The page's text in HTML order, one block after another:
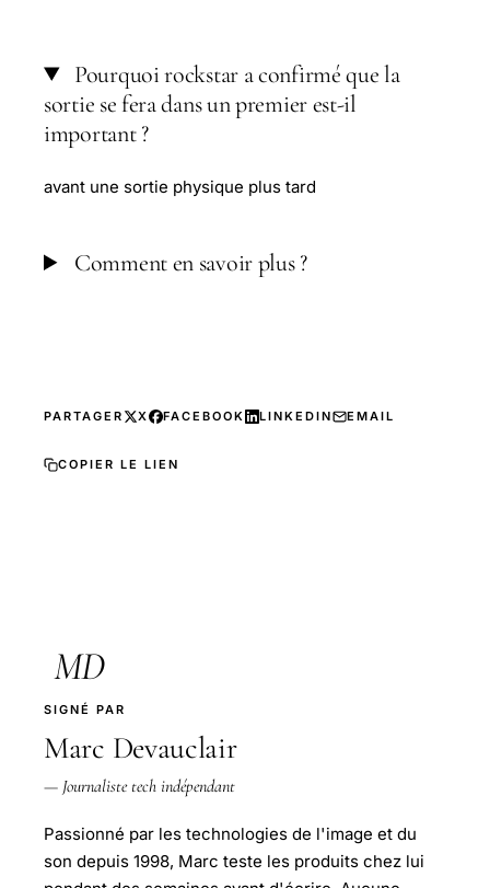
Pourquoi rockstar a confirmé que la
sortie se fera dans un premier est-il
important ?
avant une sortie physique plus tard
Comment en savoir plus ?
PARTAGER X FACEBOOK LINKEDIN EMAIL
COPIER LE LIEN
MD
SIGNÉ PAR
Marc Devauclair
— Journaliste tech indépendant
Passionné par les technologies de l'image et du
son depuis 1998, Marc teste les produits chez lui